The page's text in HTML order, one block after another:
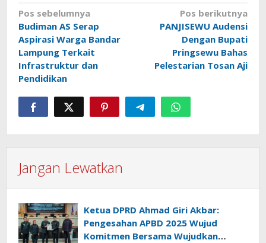
Navigasi
pos
Pos sebelumnya
Budiman AS Serap
Aspirasi Warga Bandar
Lampung Terkait
Infrastruktur dan
Pendidikan
Pos berikutnya
PANJISEWU Audensi
Dengan Bupati
Pringsewu Bahas
Pelestarian Tosan Aji
Jangan Lewatkan
Ketua DPRD Ahmad Giri Akbar:
Pengesahan APBD 2025 Wujud
Komitmen Bersama Wujudkan